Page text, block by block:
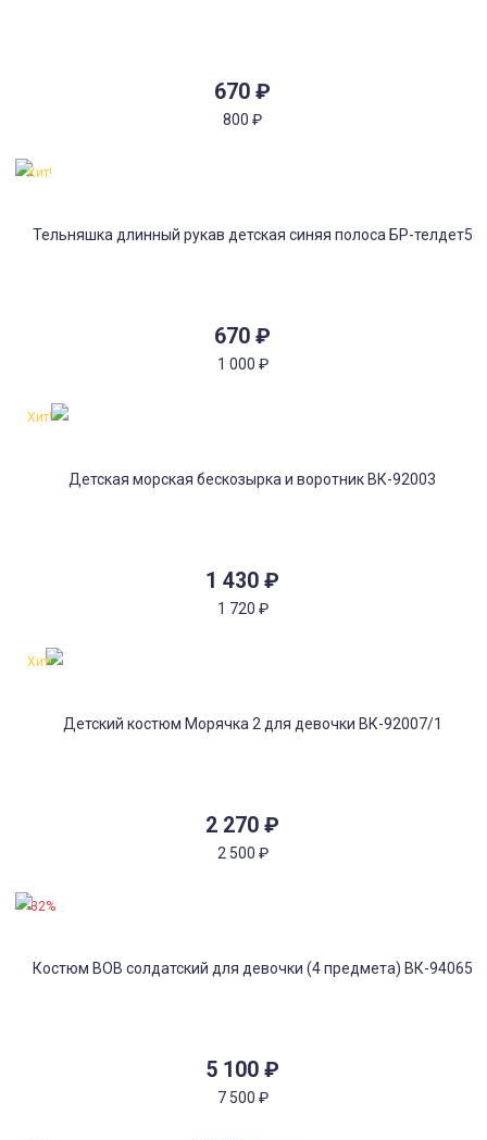
670 ₽
800 ₽
670 ₽
1 000 ₽
Хит!
1 430 ₽
1 720 ₽
Хит!
2 270 ₽
2 500 ₽
Хит!
5 100 ₽
7 500 ₽
-32%